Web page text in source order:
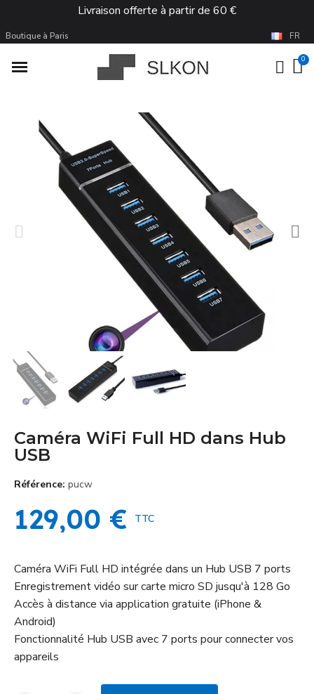
Livraison offerte à partir de 60 €
Boutique à Paris FR
Caméra WiFi Full HD dans Hub
USB
Référence pucw
129,00 € TTC
Caméra WiFi Full HD intégrée dans un Hub USB 7 ports
Enregistrement vidéo sur carte micro SD jusqu'à 128 Go
Accès à distance via application gratuite (iPhone &
Android)
Fonctionnalité Hub USB avec 7 ports pour connecter vos
appareils